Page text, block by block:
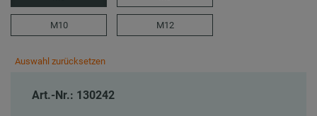
M10 M12
Auswahl zurücksetzen
Art.-Nr.: 130242